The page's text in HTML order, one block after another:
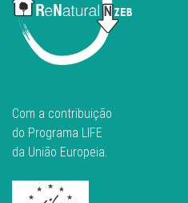
Com a contribuição
do Programa LIFE
da União Europeia.